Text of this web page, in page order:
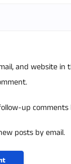
and website
up comments
posts by email.